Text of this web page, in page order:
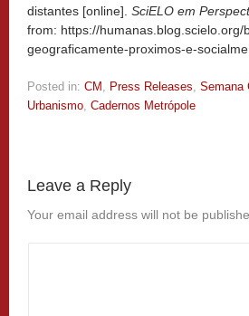
distantes [online]. SciELO em
from: https://
geograficamente-proximos-e-
Posted in: CM Press Releases Semana
Urbanismo Cadernos Metrópole
Leave a Reply
Your email address will not be